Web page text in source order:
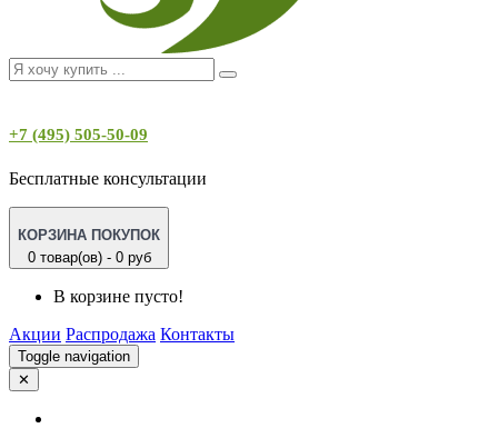
+7 (495) 505-50-09
Бесплатные консультации
КОРЗИНА ПОКУПОК
0 товар(ов) - 0 руб
В корзине пусто!
Акции Распродажа Контакты
Toggle navigation
✕